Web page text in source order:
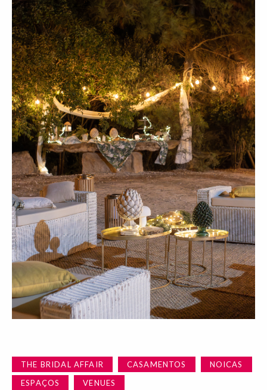
THE BRIDAL AFFAIR CASAMENTOS
NOICAS
ESPAÇOS
VENUES